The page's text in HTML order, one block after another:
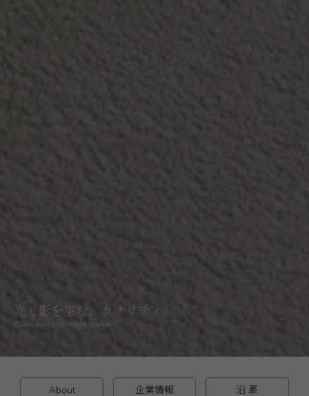
光と影を生む、クオリティ。
Qualityborn from light & shadow
About 企業情報 沿 革